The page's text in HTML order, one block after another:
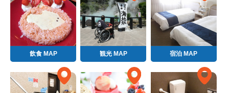
飲食 MAP 観光 MAP 宿泊 MAP